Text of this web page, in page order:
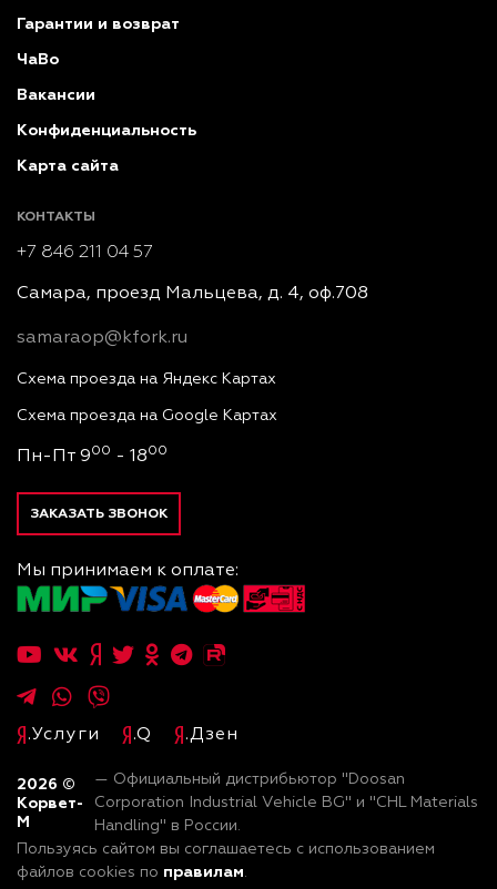
Гарантии и возврат
ЧаВо
Вакансии
Конфиденциальность
Карта сайта
КОНТАКТЫ
+7 846 211 04 57
Самара, проезд Мальцева, д. 4, оф.708
samaraop@kfork.ru
Схема проезда на Яндекс Картах
Схема проезда на Google Картах
Пн-Пт 900 - 1800
ЗАКАЗАТЬ ЗВОНОК
Мы принимаем к оплате:
.Услуги .Q .Дзен
2026 ©
Корвет-
М
— Официальный дистрибьютор "Doosan
Corporation Industrial Vehicle BG" и "CHL Materials
Handling" в России.
Пользуясь сайтом вы соглашаетесь с использованием
файлов cookies по правилам.